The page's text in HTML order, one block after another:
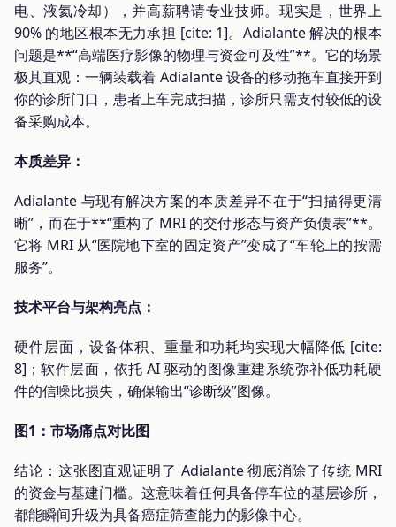
电、液氦冷却），并高薪聘请专业技师。现实是，世界上
90% 的地区根本无力承担 [cite: 1]。Adialante 解决的根本
问题是**“高端医疗影像的物理与资金可及性”**。它的场景
极其直观：一辆装载着 Adialante 设备的移动拖车直接开到
你的诊所门口，患者上车完成扫描，诊所只需支付较低的设
备采购成本。
本质差异：
Adialante 与现有解决方案的本质差异不在于“扫描得更清
晰”，而在于**“重构了 MRI 的交付形态与资产负债表”**。
它将 MRI 从“医院地下室的固定资产”变成了“车轮上的按需
服务”。
技术平台与架构亮点：
硬件层面，设备体积、重量和功耗均实现大幅降低 [cite:
8]；软件层面，依托 AI 驱动的图像重建系统弥补低功耗硬
件的信噪比损失，确保输出“诊断级”图像。
图1：市场痛点对比图
结论：这张图直观证明了 Adialante 彻底消除了传统 MRI
的资金与基建门槛。这意味着任何具备停车位的基层诊所，
都能瞬间升级为具备癌症筛查能力的影像中心。